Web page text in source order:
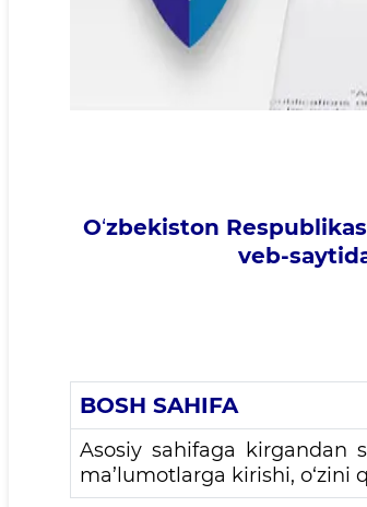
O‘zbekiston
veb-
BOSH SAHIFA
Asosiy sahifaga kirgandan
ma’lumotlarga kirishi,